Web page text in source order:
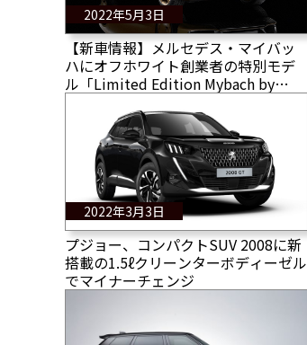
2022年5月3日
【新車情報】メルセデス・マイバッ
ハにオフホワイト創業者の特別モデ
ル「Limited Edition Mybach by
ン マイバッハ バイ ヴァージル アブ
ロー）」が登場
2022年3月3日
プジョー、コンパクトSUV 2008に新
搭載の1.5ℓクリーンターボディーゼル
でマイナーチェンジ